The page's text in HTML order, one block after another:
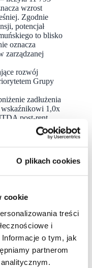
O plikach cookies
cookie
treści
i
o tym, jak
partnerom
wzrost
Zgodnie
potencjał
to blisko
oznacza
zarządzanej
rozwój
Grupy
zadłużenia
wskaźnikowi 1,0x
post-rent.
ten wynosił
utrzymanie
operacyjnej.
poziomie 1,0x
wypłatę
zysku
obrotowym.
wynieść od 50%
i planów
wyższą
zysków lub